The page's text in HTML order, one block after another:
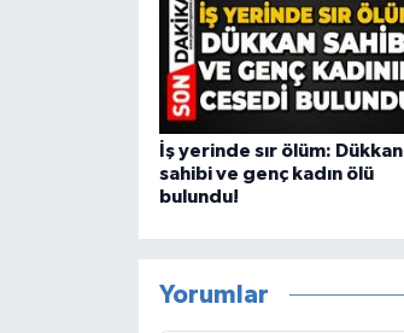
İş yerinde sır ölüm: Dükkan
sahibi ve genç kadın ölü
bulundu!
Yorumlar